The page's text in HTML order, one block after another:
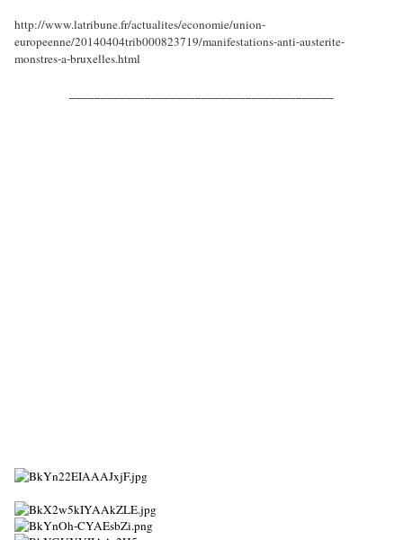
http://www.latribune.fr/actualites/economie/union-
europeenne/20140404trib000823719/manifestations-anti-austerite-
monstres-a-bruxelles.html